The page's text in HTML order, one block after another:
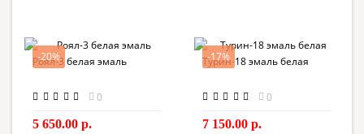
-20%
Роял-3 белая эмаль
0
5 650.00 р.
-17%
Турин-18 эмаль белая
0
7 150.00 р.